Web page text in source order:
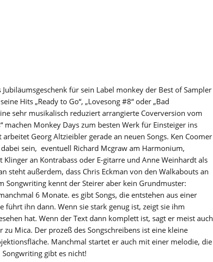
Jubiläumsgeschenk für sein Label monkey der Best of Sampler
Hits „Ready to Go“, „Lovesong #8“ oder „Bad
sehr musikalisch reduziert arrangierte Coverversion vom
machen Monkey Days zum besten Werk für Einsteiger ins
Georg Altzieibler gerade an neuen Songs. Ken Coomer
sein, eventuell Richard Mcgraw am Harmonium,
an Kontrabass oder E-gitarre und Anne Weinhardt als
steht außerdem, dass Chris Eckman von den Walkabouts an
kennt der Steirer aber kein Grundmuster:
6 Monate. es gibt Songs, die entstehen aus einer
führt ihn dann. Wenn sie stark genug ist, zeigt sie ihm
hat. Wenn der Text dann komplett ist, sagt er meist auch
Mica. Der prozeß des Songschreibens ist eine kleine
Manchmal startet er auch mit einer melodie, die
gibt es nicht!